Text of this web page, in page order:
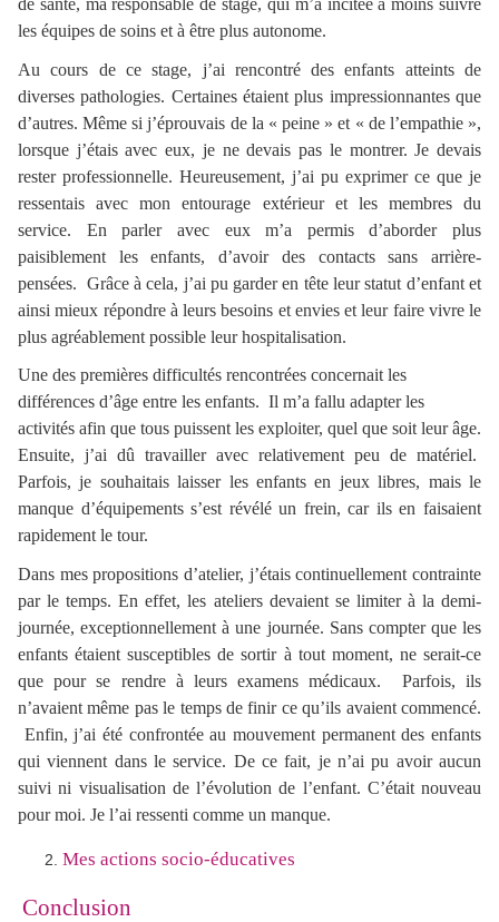
de santé, ma responsable de stage, qui m’a incitée à moins suivre
les équipes de soins et à être plus autonome.
Au cours de ce stage, j’ai rencontré des enfants atteints de
diverses pathologies. Certaines étaient plus impressionnantes que
d’autres. Même si j’éprouvais de la « peine » et « de l’empathie »,
lorsque j’étais avec eux, je ne devais pas le montrer. Je devais
rester professionnelle. Heureusement, j’ai pu exprimer ce que je
ressentais avec mon entourage extérieur et les membres du
service. En parler avec eux m’a permis d’aborder plus
paisiblement les enfants, d’avoir des contacts sans arrière-
pensées. Grâce à cela, j’ai pu garder en tête leur statut d’enfant et
ainsi mieux répondre à leurs besoins et envies et leur faire vivre le
plus agréablement possible leur hospitalisation.
Une des premières difficultés rencontrées concernait les
différences d’âge entre les enfants. Il m’a fallu adapter les
activités afin que tous puissent les exploiter, quel que soit leur âge.
Ensuite, j’ai dû travailler avec relativement peu de matériel.
Parfois, je souhaitais laisser les enfants en jeux libres, mais le
manque d’équipements s’est révélé un frein, car ils en faisaient
rapidement le tour.
Dans mes propositions d’atelier, j’étais continuellement contrainte
par le temps. En effet, les ateliers devaient se limiter à la demi-
journée, exceptionnellement à une journée. Sans compter que les
enfants étaient susceptibles de sortir à tout moment, ne serait-ce
que pour se rendre à leurs examens médicaux. Parfois, ils
n’avaient même pas le temps de finir ce qu’ils avaient commencé.
Enfin, j’ai été confrontée au mouvement permanent des enfants
qui viennent dans le service. De ce fait, je n’ai pu avoir aucun
suivi ni visualisation de l’évolution de l’enfant. C’était nouveau
pour moi. Je l’ai ressenti comme un manque.
Mes actions socio-éducatives
Conclusion